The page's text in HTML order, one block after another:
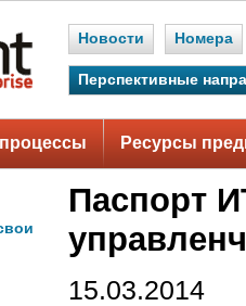
Новости Номера
Перспективные
Ресурсы
Паспорт
15.03.2014